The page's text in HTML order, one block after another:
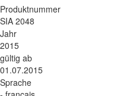
Produktnummer
SIA 2048
Jahr
2015
gültig ab
01.07.2015
Sprache